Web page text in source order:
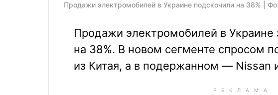
Продажи электромобилей в Украине подскочили на 38% |
Продажи электромобилей в Украине
на 38%. В новом сегменте спросом
из Китая, а в подержанном — Nissan